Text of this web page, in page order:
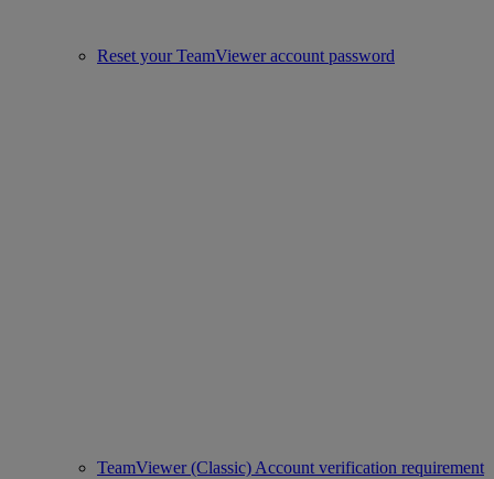
Reset your TeamViewer account password
TeamViewer (Classic) Account verification requirement